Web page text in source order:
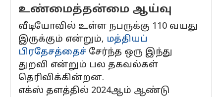
உண்மைத்தன்மை ஆய்வு
வீடியோவில் உள்ள நபருக்கு 110 வயது
இருக்கும் என்றும், மத்தியப்
பிரதேசத்தைச் சேர்ந்த ஒரு இந்து
துறவி என்றும் பல தகவல்கள்
தெரிவிக்கின்றன.
எக்ஸ் தளத்தில் 2024ஆம் ஆண்டு